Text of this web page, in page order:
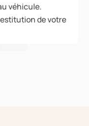
véhicule.
de votre